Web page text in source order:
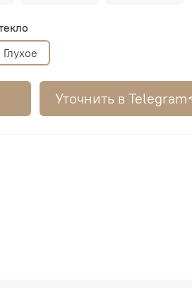
Глухое
Уточнить в Telegram